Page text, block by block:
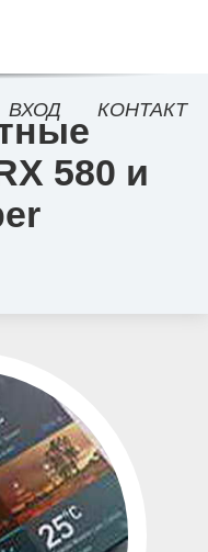
580 и
ВХОД КОНТАКТ